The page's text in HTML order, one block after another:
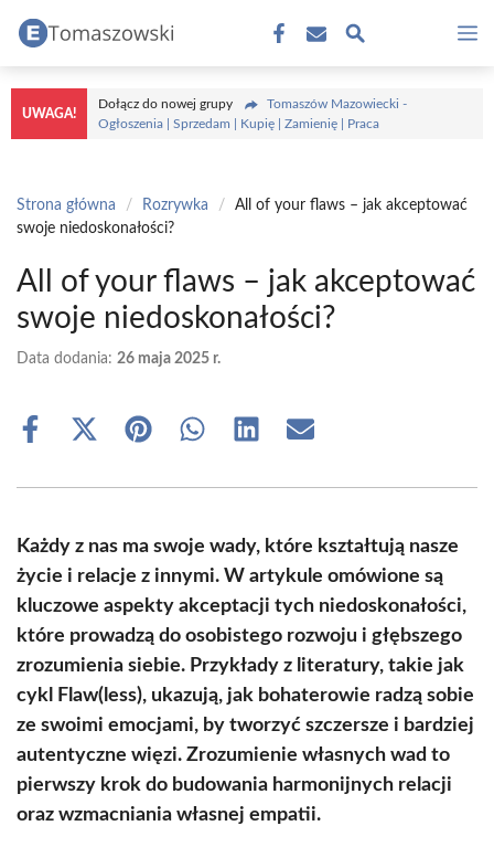
treści
UWAGA!
Dołącz do nowej grupy
Tomaszów Mazowiecki -
Ogłoszenia | Sprzedam | Kupię | Zamienię | Praca
Strona główna / Rozrywka /
All of your flaws – jak akceptować
swoje niedoskonałości?
All of your flaws – jak akceptować
swoje niedoskonałości?
Data dodania: 26 maja 2025 r.
Share
Share
(Twitter)
Share Share Share Share
Każdy z nas ma swoje wady, które kształtują nasze
życie i relacje z innymi. W artykule omówione są
kluczowe aspekty akceptacji tych niedoskonałości,
które prowadzą do osobistego rozwoju i głębszego
zrozumienia siebie. Przykłady z literatury, takie jak
cykl Flaw(less), ukazują, jak bohaterowie radzą sobie
ze swoimi emocjami, by tworzyć szczersze i bardziej
autentyczne więzi. Zrozumienie własnych wad to
pierwszy krok do budowania harmonijnych relacji
oraz wzmacniania własnej empatii.